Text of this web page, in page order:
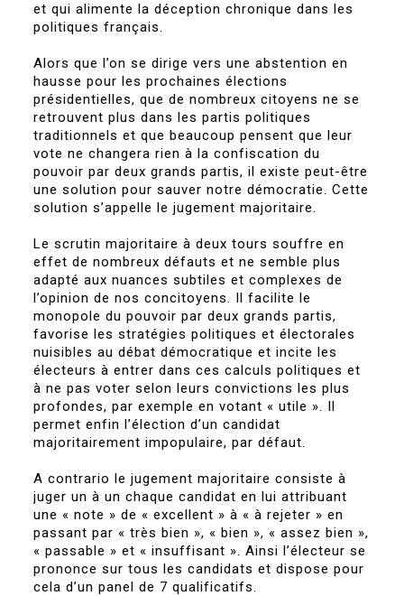
et qui alimente la déception chronique dans les
politiques français.
Alors que l’on se dirige vers une abstention en
hausse pour les prochaines élections
présidentielles, que de nombreux citoyens ne se
retrouvent plus dans les partis politiques
traditionnels et que beaucoup pensent que leur
vote ne changera rien à la confiscation du
pouvoir par deux grands partis, il existe peut-être
une solution pour sauver notre démocratie. Cette
solution s’appelle le jugement majoritaire.
Le scrutin majoritaire à deux tours souffre en
effet de nombreux défauts et ne semble plus
adapté aux nuances subtiles et complexes de
l’opinion de nos concitoyens. Il facilite le
monopole du pouvoir par deux grands partis,
favorise les stratégies politiques et électorales
nuisibles au débat démocratique et incite les
électeurs à entrer dans ces calculs politiques et
à ne pas voter selon leurs convictions les plus
profondes, par exemple en votant « utile ». Il
permet enfin l’élection d’un candidat
majoritairement impopulaire, par défaut.
A contrario le jugement majoritaire consiste à
juger un à un chaque candidat en lui attribuant
une « note » de « excellent » à « à rejeter » en
passant par « très bien », « bien », « assez bien »,
« passable » et « insuffisant ». Ainsi l’électeur se
prononce sur tous les candidats et dispose pour
cela d’un panel de 7 qualificatifs.